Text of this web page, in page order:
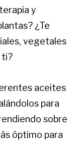
y
¿Te
vegetales
ti?
aceites
para
sobre
óptimo para